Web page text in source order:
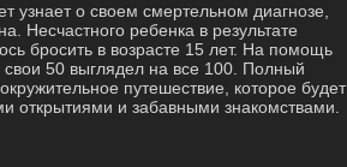
узнает о своем смертельном диагнозе,
Несчастного ребенка в результате
бросить в возрасте 15 лет. На помощь
50 выглядел на все 100. Полный
путешествие, которое будет
открытиями и забавными знакомствами.